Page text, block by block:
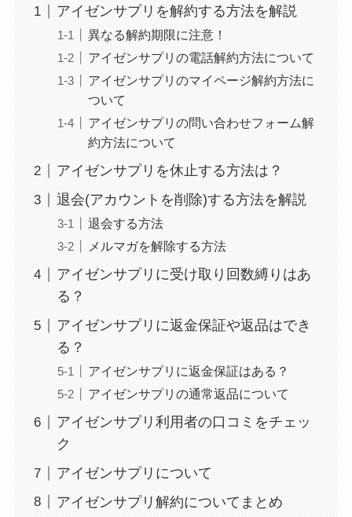
アイゼンサプリを解約する方法を解説
異なる解約期限に注意！
アイゼンサプリの電話解約方法について
アイゼンサプリのマイページ解約方法に
ついて
アイゼンサプリの問い合わせフォーム解
約方法について
アイゼンサプリを休止する方法は？
退会(アカウントを削除)する方法を解説
退会する方法
メルマガを解除する方法
アイゼンサプリに受け取り回数縛りはあ
る？
アイゼンサプリに返金保証や返品はでき
る？
アイゼンサプリに返金保証はある？
アイゼンサプリの通常返品について
アイゼンサプリ利用者の口コミをチェッ
ク
アイゼンサプリについて
アイゼンサプリ解約についてまとめ